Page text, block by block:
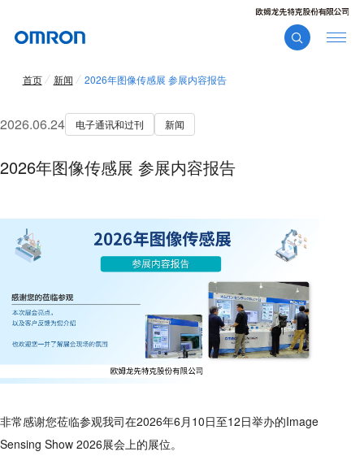
首页 新闻 2026年图像传感展 参展内容报告
2026.06.24 电子通讯和过刊 新闻
2026年图像传感展 参展内容报告
非常感谢您莅临参观我司在2026年6月10日至12日举办的Image
Sensing Show 2026展会上的展位。